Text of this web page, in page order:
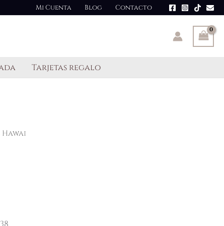
Mi Cuenta Blog Contacto
Tarjetas regalo